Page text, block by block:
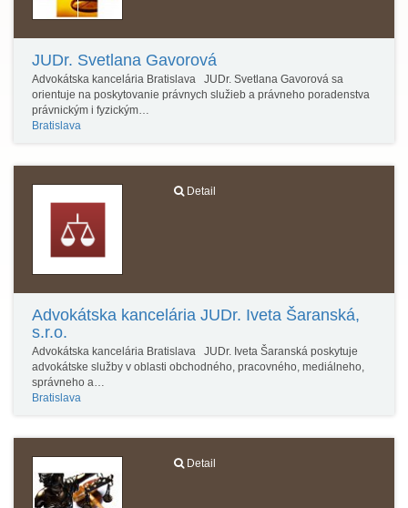
JUDr. Svetlana Gavorová
Advokátska kancelária Bratislava JUDr. Svetlana Gavorová sa
orientuje na poskytovanie právnych služieb a právneho poradenstva
právnickým i fyzickým…
Bratislava
Detail
Advokátska kancelária JUDr. Iveta Šaranská,
s.r.o.
Advokátska kancelária Bratislava JUDr. Iveta Šaranská poskytuje
advokátske služby v oblasti obchodného, pracovného, mediálneho,
správneho a…
Bratislava
Detail